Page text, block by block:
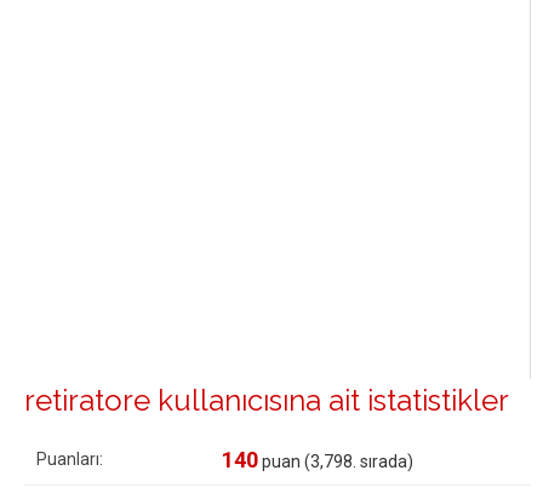
retiratore kullanıcısına ait istatistikler
Puanları: 140puan (3,798 . sırada)